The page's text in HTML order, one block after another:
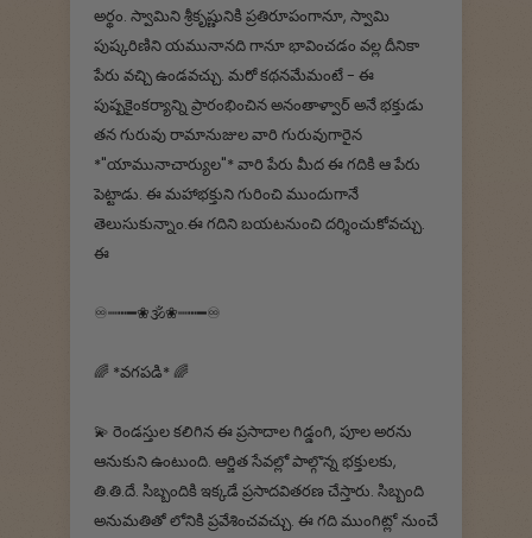
అర్థం. స్వామిని శ్రీకృష్ణునికి ప్రతిరూపంగానూ, స్వామి
పుష్కరిణిని యమునానది గానూ భావించడం వల్ల దీనికా
పేరు వచ్చి ఉండవచ్చు. మరో కథనమేమంటే - ఈ
పుష్పకైంకర్యాన్ని ప్రారంభించిన అనంతాళ్వార్ అనే భక్తుడు
తన గురువు రామానుజుల వారి గురువుగారైన
*"యామునాచార్యుల"* వారి పేరు మీద ఈ గదికి ఆ పేరు
పెట్టాడు. ఈ మహాభక్తుని గురించి ముందుగానే
తెలుసుకున్నాం.ఈ గదిని బయటనుంచి దర్శించుకోవచ్చు.
ఈ
♾┉┅━❀🕉️❀┉┅━♾
🌈 *వగపడి* 🌈
💫 రెండస్తుల కలిగిన ఈ ప్రసాదాల గిడ్డంగి, పూల అరను
ఆనుకుని ఉంటుంది. ఆర్జిత సేవల్లో పాల్గొన్న భక్తులకు,
తి.తి.దే. సిబ్బందికి ఇక్కడే ప్రసాదవితరణ చేస్తారు. సిబ్బంది
అనుమతితో లోనికి ప్రవేశించవచ్చు. ఈ గది ముంగిట్లో నుంచే